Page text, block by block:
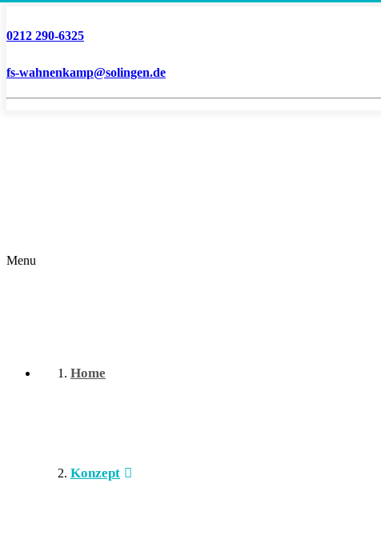
0212 290-6325
fs-wahnenkamp@solingen.de
Menu
Home
Konzept